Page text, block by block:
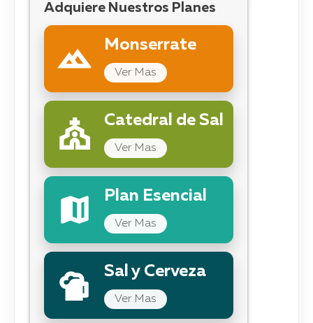
Adquiere Nuestros Planes
Monserrate
Ver Mas
Catedral de Sal
Ver Mas
Plan Esencial
Ver Mas
Sal y Cerveza
Ver Mas